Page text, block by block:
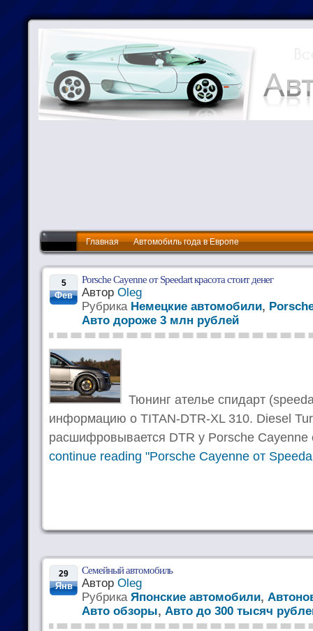
Главная Автомобиль года в Европе
5
Фев
Porsche Cayenne от Speedart красота стоит денег
Автор Oleg
Рубрика Немецкие автомобили,
Авто дороже 3 млн рублей
Тюнинг ателье спидарт
информацию о TITAN-DTR-XL 310. Diesel
расшифровывается DTR у Porsche Cayenne
continue reading "Porsche Cayenne от
29
Янв
Семейный автомобиль
Автор Oleg
Рубрика Японские автомобили,
Авто обзоры, Авто до 300 тысяч